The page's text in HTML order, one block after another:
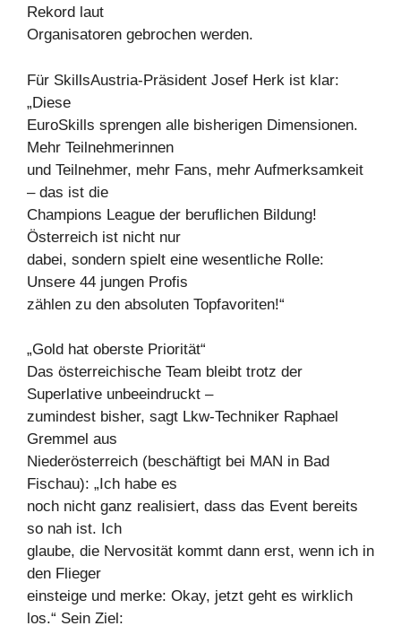
Rekord laut
Organisatoren gebrochen werden.
Für SkillsAustria-Präsident Josef Herk ist klar:
„Diese
EuroSkills sprengen alle bisherigen Dimensionen.
Mehr Teilnehmerinnen
und Teilnehmer, mehr Fans, mehr Aufmerksamkeit
– das ist die
Champions League der beruflichen Bildung!
Österreich ist nicht nur
dabei, sondern spielt eine wesentliche Rolle:
Unsere 44 jungen Profis
zählen zu den absoluten Topfavoriten!“
„Gold hat oberste Priorität“
Das österreichische Team bleibt trotz der
Superlative unbeeindruckt –
zumindest bisher, sagt Lkw-Techniker Raphael
Gremmel aus
Niederösterreich (beschäftigt bei MAN in Bad
Fischau): „Ich habe es
noch nicht ganz realisiert, dass das Event bereits
so nah ist. Ich
glaube, die Nervosität kommt dann erst, wenn ich in
den Flieger
einsteige und merke: Okay, jetzt geht es wirklich
los.“ Sein Ziel: